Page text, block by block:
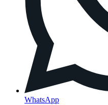
WhatsApp